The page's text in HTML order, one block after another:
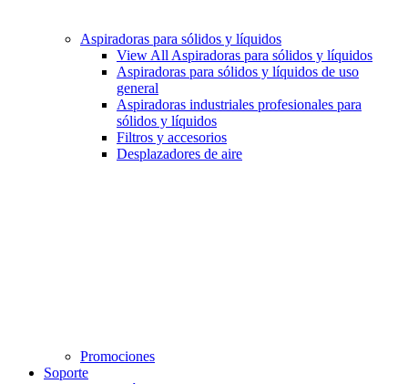
Aspiradoras para sólidos y líquidos
View All Aspiradoras para sólidos y líquidos
Aspiradoras para sólidos y líquidos de uso
general
Aspiradoras industriales profesionales para
sólidos y líquidos
Filtros y accesorios
Desplazadores de aire
Promociones
Soporte